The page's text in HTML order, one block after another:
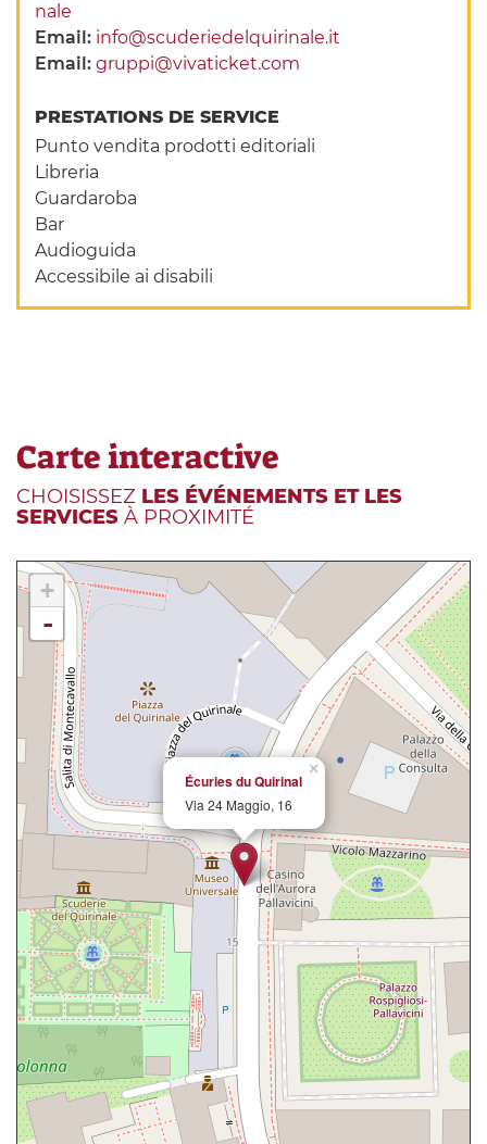
nale
Email: info@scuderiedelquirinale.it
Email:gruppi@vivaticket.com
PRESTATIONS DE SERVICE
Punto vendita prodotti editoriali
Libreria
Guardaroba
Bar
Audioguida
Accessibile ai disabili
Carte interactive
CHOISISSEZ LES ÉVÉNEMENTS ET LES
SERVICES À PROXIMITÉ
×
Écuries du Quirinal
Via 24 Maggio, 16
+
-